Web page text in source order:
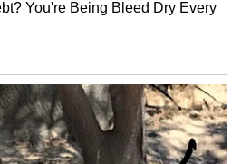
అన్‌లిమిటెడ్ కాలింగ్, రోజుకు
కూడా ఉన్నాయి. ఈ ప్లాన్ ప్రత్యేకత
ఉన్న 5G యూజర్లు ఎలాంటి డేటా
ఇంటర్నెట్ వాడుకోవచ్చు.
సేవలకు ఉచిత యాక్సెస్ కూడా